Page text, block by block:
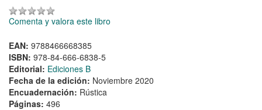
Comenta y valora este libro
EAN: 9788466668385
ISBN: 978-84-666-6838-5
Editorial: Ediciones B
Fecha de la edición: Noviembre 2020
Encuadernación: Rústica
Páginas: 496